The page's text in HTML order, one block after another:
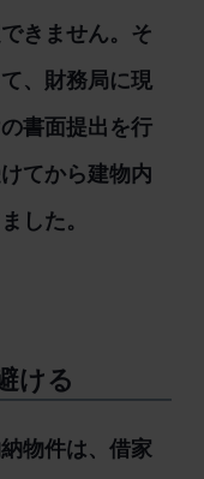
きません。そ
、財務局に現
書面提出を行
てから建物内
した。
ける
物件は、借家